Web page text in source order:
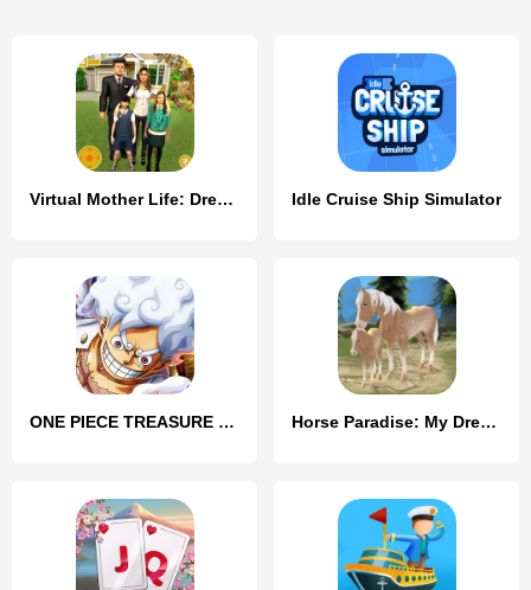
Virtual Mother Life: Dream Mom Idle Cruise Ship Simulator
ONE PIECE TREASURE CRUISE Horse Paradise: My Dream Ranch